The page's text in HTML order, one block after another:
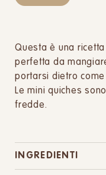
Questa è una
perfetta da
portarsi dietro
Le mini quiches
fredde.
INGREDIENTI